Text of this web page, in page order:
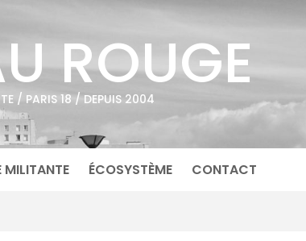
ROUGE
/ PARIS 18 / DEPUIS 2004
MILITANTE ÉCOSYSTÈME CONTACT